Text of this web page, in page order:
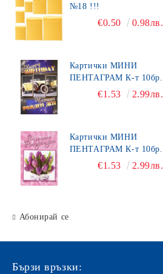
№18 !!!
€0.50 0.98лв.
Картички МИНИ
ПЕНТАГРАМ К-т 10бр. МК
€1.53 2.99лв.
Картички МИНИ
ПЕНТАГРАМ К-т 10бр. МК
€1.53 2.99лв.
Абонирай се
Бързи връзки: